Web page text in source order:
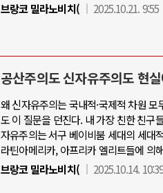
브랑코 밀라노비치(
2025.10.21. 9:55
공산주의도 신자유주의도 현
왜 신자유주의는 국내적·국제적 차원
도 이 질문을 던진다. 내 가장 친한 친구
자유주의는 서구 베이비붐 세대의 세대
라틴아메리카, 아프리카 엘리트들에 의
브랑코 밀라노비치(
2025.10.14.